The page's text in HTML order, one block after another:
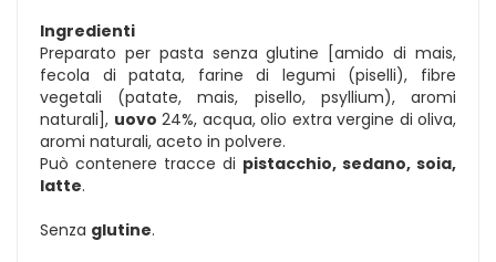
Ingredienti
Preparato per pasta senza glutine [amido di mais,
fecola di patata, farine di legumi (piselli), fibre
vegetali (patate, mais, pisello, psyllium), aromi
naturali], uovo 24%, acqua, olio extra vergine di oliva,
aromi naturali, aceto in polvere.
Può contenere tracce di pistacchio, sedano, soia,
latte.
Senza glutine.